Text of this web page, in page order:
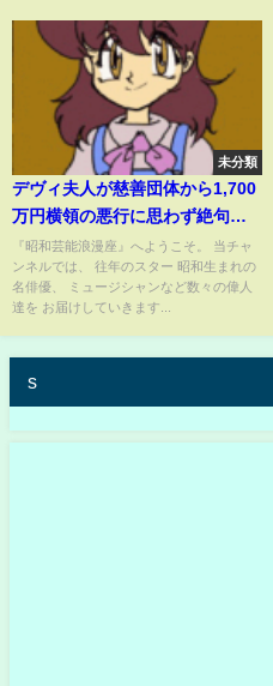
未分類
デヴィ夫人が慈善団体から1,700
万円横領の悪行に思わず絶句…
数々の問題行動で慈善団体を追
放された夫人がとった驚きの行
動、『私の金だと言い張る』理
『昭和芸能浪漫座』へようこそ。 当チャ
ンネルでは、 往年のスター 昭和生まれの
名俳優、 ミュージシャンなど数々の偉人
達を お届けしていきます...
s